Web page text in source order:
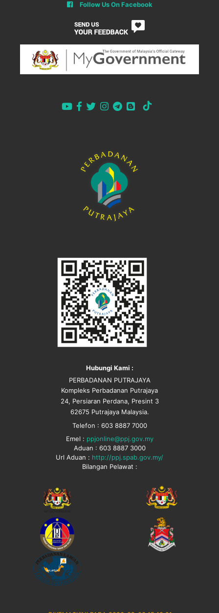
Follow Us On Facebook
Hubungi Kami :
PERBADANAN PUTRAJAYA
Kompleks Perbadanan Putrajaya
24, Persiaran Perdana, Presint 3
62675 Putrajaya Malaysia.
Telefon : 603 8887 7000
Emel : ppjonline@ppj.gov.my
Aduan : 603 8887 3000
Url Aduan : http://ppj.spab.gov.my/
Bilangan Pelawat :